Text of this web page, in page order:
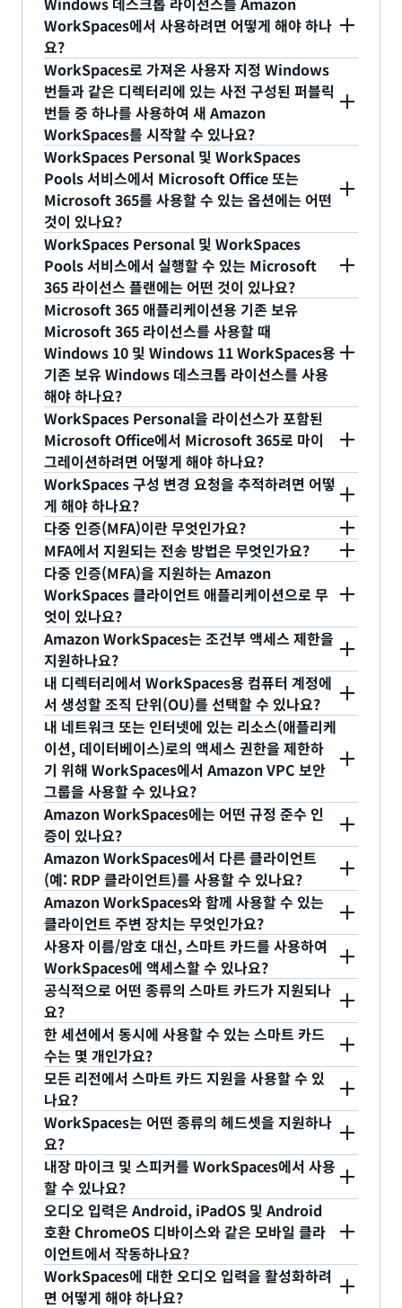
WorkSpace가 사용할 하드웨어 유형과 연결해야 합
니다. 그러면 번들이 생성됩니다. 그런 다음 새
WorkSpaces를 시작할 때 이 번들을 선택할 수 있습
니다. 사용자 지정 이미지를 사용하여 WorkSpaces
Pool 구성을 생성할 수도 있습니다. 프로세스에 대한
중요한 세부 정보는설명서에서 사용자 지정 이미지
및 사용자 지정 번들 생성을 참조하세요.
선스를 WorkSpaces Personal 및 WorkSpaces
Pools에서 사용할 수 있습니다. AWS 기반
Windows 데스크톱에 대한 라이선스 요구 사항에 대
해 자세히 알아보려면AWS 기반 Microsoft FAQ의
Windows 데스크톱 섹션을 참조하세요. 데스크톱
Windows에는 Microsoft 라이선스 규정 준수를 위
한 전용 하드웨어가 필요합니다. 자세한 내용은
Amazon WorkSpaces BYOL 설명서의요구 사항
섹션을 참조하세요.
Amazon WorkSpaces로 가져오면, 월별 결제 시
WorkSpaces Personal의 경우 사용자당 월별 4
USD를 절감할 수 있고 시간별 결제 시 시간당 사용
요금을 절감할 수 있습니다. WorkSpaces Pools의
경우 사용자당 월 4.19 USD의 RDS SAL 요금을 절
감할 수 있습니다(자세한 내용은 Amazon
WorkSpaces 요금 페이지참조). 특별히 Windows
데스크톱이 필요한 애플리케이션이 있는 경우
Windows 데스크톱의 기존 보유 라이선스를 가져오
면 WorkSpaces에서 해당 애플리케이션을 사용할
수 있습니다.
WorkSpaces에서 사용하려면 어떻게 해야 하나
요?
계정에 충분한 전용 용량이 할당되도록 하려면, AWS
계정 관리자 또는 영업 담당자에게 문의하여 계정을
BYOL로 활성화하세요. 또는 Amazon WorkSpaces
로 기술 지원 사례를 생성하여 BYOL을 시작할 수도
있습니다.
WorkSpaces로 가져온 사용자 지정 Windows
번들과 같은 디렉터리에 있는 사전 구성된 퍼블릭
번들 중 하나를 사용하여 새 Amazon
WorkSpaces를 시작할 수 있나요?
A: 아니요. Windows 10 또는 Windows 11 데스크
톱용 BYOL를 지원하는 사용자 지정 WorkSpaces
또는 WorkSpaces Pools는 Microsoft 라이선스 규
정 준수 요구 사항을 충족하는 물리적 전용 하드웨어
에서만 실행할 수 있습니다. 전용 하드웨어로 표시된
디렉터리에서 실행되는 WorkSpaces는 사용자가 생
성하였으며 Windows 10 또는 Windows 11 데스크
톱 이미지가 포함된 사용자 지정 번들에서만 실행할
수 있습니다.
동일한 도메인의 사용자에 대해 퍼블릭 번들에서
WorkSpaces를 실행하려면 Windows 10 또는
Windows 11 데스크톱 WorkSpaces 또는 Pools와
동일한 Microsoft Active Directory를 가리키는 새
AWS AD Connector 디렉터리를 생성하고, 일반적
으로 AWS Management Console 또는
WorkSpaces SDK 및 CLI를 통해 실행하는 것처럼
해당 디렉터리에서 WorkSpaces 또는 Pools를 실행
할 수 있습니다.
WorkSpaces Personal 및 WorkSpaces
Pools 서비스에서 Microsoft Office 또는
Microsoft 365를 사용할 수 있는 옵션에는 어떤
것이 있나요?
WorkSpaces Personal 및 WorkSpaces Pools에
서는 기존 보유 엔터프라이즈용 Microsoft 365 앱 라
이선스를 WorkSpaces 서비스에 사용할 수 있습니
다. WorkSpaces Personal에서는 AWS에서
WorkSpaces 애플리케이션 번들의 일부로 Office
Pro Plus 2016, 2019 또는 2021을 구매할 수 있습
니다. 자세한 내용은Microsoft 365 BYOL 설명서
참조하세요.
WorkSpaces Personal 및 WorkSpaces
Pools 서비스에서 실행할 수 있는 Microsoft
365 라이선스 플랜에는 어떤 것이 있나요?
E3 또는 E5, A3 또는 A5, G3 또는 G5, Business
Premium과 같은 Microsoft 365 라이선스 플랜이
허용됩니다. 자세한 내용은Amazon WorkSpaces
배포용 Microsoft 제품 약관을 참조하세요.
Microsoft 365 애플리케이션용 기존 보유
Microsoft 365 라이선스를 사용할 때
Windows 10 및 Windows 11 WorkSpaces용
기존 보유 Windows 데스크톱 라이선스를 사용
해야 하나요?
기존 보유 엔터프라이즈용 Microsoft 365 앱 라이선
스를 사용하기 위해 Windows 데스크톱을 사용할 필
요가 없으며 전용 인프라도 필요하지 않습니다.
WorkSpaces Personal을 라이선스가 포함된
Microsoft Office에서 Microsoft 365로 마이
그레이션하려면 어떻게 해야 하나요?
WorkSpaces Personal을 실행 중이고 AWS를 통해
Microsoft Office 라이선스를 구독하는 경우 엔터프
라이즈용 Microsoft 365 앱을 설치하기 전에 먼저
AWS에서 제공하는 Microsoft Office 라이선스 구독
을 취소해야 합니다. Microsoft Office에서 엔터프라
이즈용 Microsoft 365 앱으로 마이그레이션하는 방
법에 대한 자세한 내용은
WorkSpaces 구성 변경 요청을 추적하려면 어떻
게 해야 하나요?
AWS CLoudTrail을 사용하여 요청한 변경 사항을 추
적할 수 있습니다.
다중 인증(MFA)이란 무엇인가요?
Multi-Factor Authentication은 인증 프로세스에
보안 계층을 추가합니다. 사용자는 자신이 알고 있는
정보(예: 암호)와 자신이 소유한 정보(예: 하드웨어 또
는 소프트웨어로 생성된 일회용 암호(OTP))를 제공
하여 자격 증명을 검증해야 합니다.
MFA에서 지원되는 전송 방법은 무엇인가요?
WorkSpaces Pools와 WorkSpaces Personal은
모두 추가 보안을 위해 SAML 2.0 ID 제공업체를 지
원합니다. 비 SAML 설정의 경우 WorkSpaces
Personal은 하드웨어 및 소프트웨어 토큰을 통해 전
달되는 일회용 암호로 RADIUS를 지원합니다. 현재
SMS 토큰과 같은 대역 외 토큰은 지원하지 않습니다.
다중 인증(MFA)을 지원하는 Amazon
WorkSpaces 클라이언트 애플리케이션으로 무
엇이 있나요?
MFA는 Windows, Mac, Linux, Chromebook, iOS,
Fire, Android 및 PCoIP Zero Clients 플랫폼에서
Amazon WorkSpaces 클라이언트 애플리케이션에
사용할 수 있습니다. MFA는 Web Access를 사용하
여 Amazon WorkSpaces에 액세스할 때도 지원됩
니다.
Amazon WorkSpaces는 조건부 액세스 제한을
지원하나요?
Amazon WorkSpaces는 SAML 2.0 인증을 지원합
니다. 많은 SAML 2.0 ID 제공업체(IdP)는 조건부 액
세스 정책과 다중 인증을 지원합니다. IdP가
WorkSpaces와 호환되고 이러한 기능을 지원하는
경우 WorkSpaces 디렉터리에 SAML 2.0 인증을 활
성화하는 것이 좋습니다. 자세한 내용은
WorkSpaces와 SAML 2.0 통합을 참조하세요.
내 디렉터리에서 WorkSpaces용 컴퓨터 계정에
서 생성할 조직 단위(OU)를 선택할 수 있나요?
예. 사용자의 디렉터리에서 WorkSpaces용 컴퓨터
객체를 생성할 조직 단위(OU)를 설정할 수 있습니다.
이 OU는 사용자가 속할 도메인의 일부이거나 사용자
가 속해 있는 도메인과 신뢰 관계가 구축된 도메인의
일부이거나 디렉터리 내 하위 도메인의 일부일 수 있
습니다. 자세한 내용은
을 참조하
세요.
내 네트워크 또는 인터넷에 있는 리소스(애플리케
이션, 데이터베이스)로의 액세스 권한을 제한하
기 위해 WorkSpaces에서 Amazon VPC 보안
그룹을 사용할 수 있나요?
예. 네트워크 또는 인터넷에 위치한 리소스로의 액세
스 권한을 제한하기 위해 WorkSpaces에서
Amazon VPC 보안 그룹을 사용할 수 있습니다.
WorkSpaces 콘솔에서 디렉터리 세부 정보의 일부
로 VPC에 있는 WorkSpaces 네트워크 인터페이스
에 대해 기본 Amazon VPC 보안 그룹을 선택할 수
있습니다. 자세한 내용은설명서를 참조하십시오.
Amazon WorkSpaces에는 어떤 규정 준수 인
증이 있나요?
WorkSpaces 및 규정 준수 프로그램에 대한 자세한
내용은Amazon WorkSpaces 규정 준수 검증
을 참
조하세요.
Amazon WorkSpaces에서 다른 클라이언트
(예: RDP 클라이언트)를 사용할 수 있나요?
A: Windows, macOS, iPadOS, Android 태블릿 및
Android 호환 ChromeOS 디바이스용 클라이언트
애플리케이션을 비롯하여 AWS에서 제공하는 무료
클라이언트나 Chrome 또는 Firefox 웹 브라우저를
사용하여 WorkSpaces에 액세스할 수 있습니다. 필
요한 경우 WorkSpaces의 문제 해결 또는 관리를 위
해 RDP 또는 SSH를 구성할 수 있습니다. 이는 기본
구성이 아니며 지원되는 WorkSpaces 액세스 방법
도 아닙니다. 다중 인증, AutoStop WorkSpaces
Personal 연결, 온디맨드 풀 연결 모두
WorkSpaces 클라이언트가 필요합니다.
Amazon WorkSpaces와 함께 사용할 수 있는
클라이언트 주변 장치는 무엇인가요?
WorkSpaces 클라이언트에서는 다음을 지원합니다.
키보드, 마우스 및 터치 입력(터치 입력은 태블릿
WorkSpaces는 현재 3D 마우스를 지원하지 않
습니다.
클라이언트 디바이스로 오디오 출력
아날로그 및 USB 헤드셋
Amazon DCV를 사용하는 WorkSpaces는
Common Access Card(CAC) 및 Personal
Identity Verification(PIV) 스마트 카드와 웹캠도 지
원합니다. AWS GovCloud(미국 서부) 리전의 DCV
Linux WorkSpaces는 입력, 디스플레이, 오디오 출
력, 스마트 카드만 지원합니다. PCoIP Windows
WorkSpaces는 WorkSpaces Windows 클라이언
사용자 이름/암호 대신, 스마트 카드를 사용하여
WorkSpaces에 액세스할 수 있나요?
예. DCV WorkSpaces Persona에는 사용자 이름/암
호 대신, 스마트 카드를 사용하여 액세스할 수 있습니
다. Active Directory Connector를 사용하고 활성
화된 스마트 카드로 디렉터리 API를 설정한 경우 스
마트 카드를 사용하여 WorkSpaces Persona에 액
세스할 수 있습니다. PCoIP WorkSpaces는 스마트
카드 기능을 지원할 수 없습니다. 자세한 내용은스마
트 카드 설명서
공식적으로 어떤 종류의 스마트 카드가 지원되나
요?
WorkSpaces는 공식적으로 CAC 및 PIV 스마트 카드
를 지원합니다.
한 세션에서 동시에 사용할 수 있는 스마트 카드
수는 몇 개인가요?
WorkSpaces는 세션에서 동시에 하나의 스마트 카
드만 처리할 수 있습니다.
모든 리전에서 스마트 카드 지원을 사용할 수 있
나요?
WorkSpaces 내부에서 사용하기 위한 세션 내 스마
트 카드 지원은 Amazon DCV가 지원되는 모든 리전
에서 사용할 수 있습니다.
WorkSpaces는 어떤 종류의 헤드셋을 지원하나
요?
아날로그 및 USB 헤드셋 대부분을 Windows 구동
WorkSpaces에서 음성 대화에 사용할 수 있습니다.
USB 헤드셋의 경우, 클라이언트 컴퓨터에서 로컬로
재생 디바이스에 표시되어야 사용할 수 있습니다.
내장 마이크 및 스피커를 WorkSpaces에서 사용
할 수 있나요?
예. 좋은 품질을 위해서는 음성 통화에 헤드셋을 사용
하는 것이 좋습니다. 일부 통신 애플리케이션의 경우
내장 마이크와 스피커를 사용할 때 소리가 울릴 수 있
습니다.
오디오 입력은 Android, iPadOS 및 Android
호환 ChromeOS 디바이스와 같은 모바일 클라
이언트에서 작동하나요?
오디오 입력은 Windows, macOS, Android 및
iPadOS 클라이언트에서 지원됩니다.
WorkSpaces에 대한 오디오 입력을 활성화하려
면 어떻게 해야 하나요?